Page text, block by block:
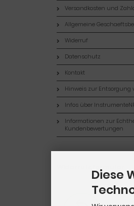
Versandkosten und
Allgemeine
Widerruf
Datenschutz
Kontakt
Hinweis zur Entsorgung
Infos über
Informationen zur
Kundenbewertungen
Widerrufsformular
Diese